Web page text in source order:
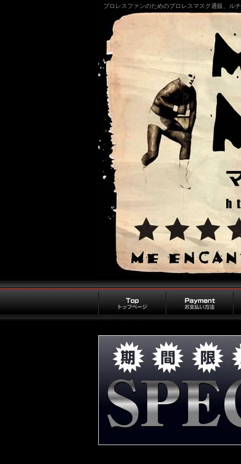
プロレスファンのためのプロレスマスク通販、ル
販売 マスクドマニア